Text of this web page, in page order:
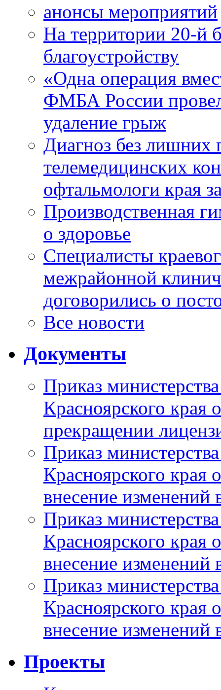
анонсы мероприятий
На территории 20-й
благоустройству
«Одна операция
ФМБА России
удаление грыж
Диагноз без лишних
телемедицинских
офтальмологи края
Производственная
о здоровье
Специалисты
межрайонной
договорились о
Все новости
Документы
Приказ
Красноярского
прекращении
Приказ
Красноярского
внесение изменений
Приказ
Красноярского
внесение изменений
Приказ
Красноярского
внесение изменений
Проекты